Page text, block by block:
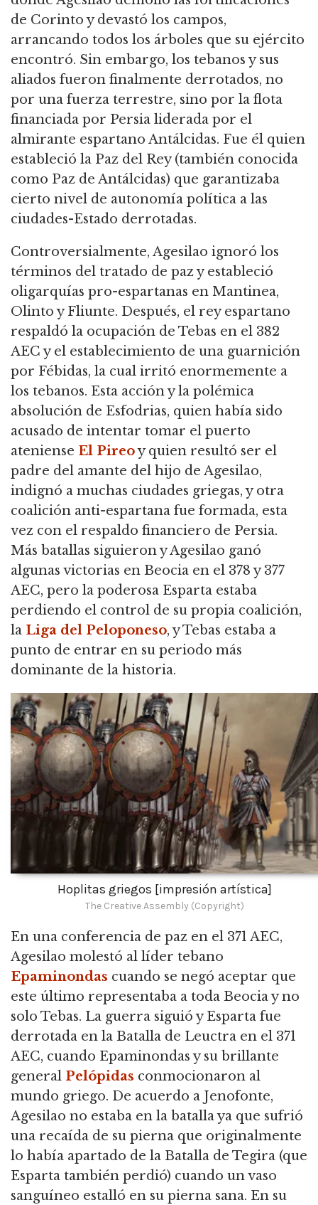
de Corinto y devastó los campos,
arrancando todos los árboles que su ejército
encontró. Sin embargo, los tebanos y sus
aliados fueron finalmente derrotados, no
por una fuerza terrestre, sino por la flota
financiada por Persia liderada por el
almirante espartano Antálcidas. Fue él quien
estableció la Paz del Rey (también conocida
como Paz de Antálcidas) que garantizaba
cierto nivel de autonomía política a las
ciudades-Estado derrotadas.
Controversialmente, Agesilao ignoró los
términos del tratado de paz y estableció
oligarquías pro-espartanas en Mantinea,
Olinto y Fliunte. Después, el rey espartano
respaldó la ocupación de Tebas en el 382
AEC y el establecimiento de una guarnición
por Fébidas, la cual irritó enormemente a
los tebanos. Esta acción y la polémica
absolución de Esfodrias, quien había sido
acusado de intentar tomar el puerto
ateniense El Pireoy quien resultó ser el
padre del amante del hijo de Agesilao,
indignó a muchas ciudades griegas, y otra
coalición anti-espartana fue formada, esta
vez con el respaldo financiero de Persia.
Más batallas siguieron y Agesilao ganó
algunas victorias en Beocia en el 378 y 377
AEC, pero la poderosa Esparta estaba
perdiendo el control de su propia coalición,
la Liga del Peloponeso, y Tebas estaba a
punto de entrar en su periodo más
dominante de la historia.
Hoplitas griegos [impresión artística]
The Creative Assembly (Copyright)
En una conferencia de paz en el 371 AEC,
Agesilao molestó al líder tebano
Epaminondas cuando se negó aceptar que
este último representaba a toda Beocia y no
solo Tebas. La guerra siguió y Esparta fue
derrotada en la Batalla de Leuctra en el 371
AEC, cuando Epaminondas y su brillante
general Pelópidas conmocionaron al
mundo griego. De acuerdo a Jenofonte,
Agesilao no estaba en la batalla ya que sufrió
una recaída de su pierna que originalmente
lo había apartado de la Batalla de Tegira (que
Esparta también perdió) cuando un vaso
sanguíneo estalló en su pierna sana. En su